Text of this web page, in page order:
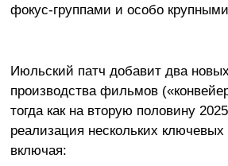
фокус-группами и особо
Июльский патч добавит два
производства фильмов
тогда как на вторую половину
реализация нескольких ключевых
включая: